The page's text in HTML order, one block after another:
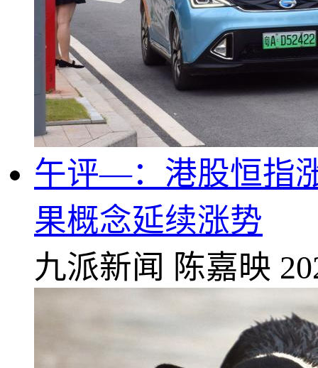
午评—：港股恒指
果概念延续涨势
九派新闻 陈嘉映